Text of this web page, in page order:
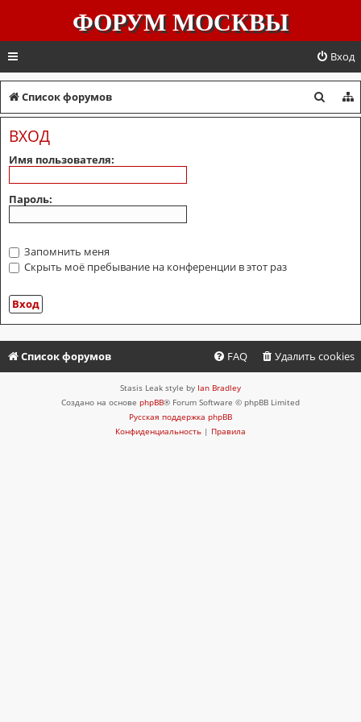
ФОРУМ МОСКВЫ
Вход
Список форумов
о
ВХОД
Имя пользователя:
Пароль:
Запомнить меня
Скрыть моё пребывание на конференции в этот раз
Список форумов Удалить cookies
FAQ
Stasis Leak style by Ian Bradley
Создано на основе phpBB® Forum Software © phpBB Limited
Русская поддержка phpBB
Конфиденциальность | Правила